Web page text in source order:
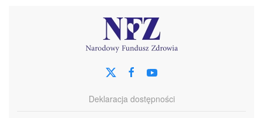
Deklaracja dostępności